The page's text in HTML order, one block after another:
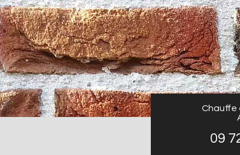
Chauffe
09